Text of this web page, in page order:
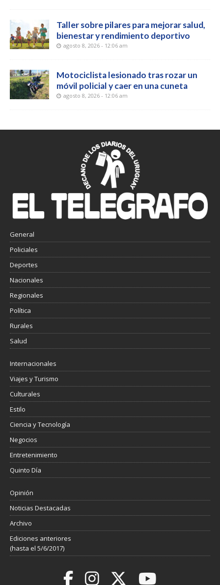
Taller sobre pilares para mejorar salud,
bienestar y rendimiento deportivo
agosto 8, 2026 - 12:06 am
Motociclista lesionado tras rozar un
móvil policial y caer en una cuneta
agosto 8, 2026 - 12:06 am
General
Policiales
Deportes
Nacionales
Regionales
Política
Rurales
Salud
Internacionales
Viajes y Turismo
Culturales
Estilo
Ciencia y Tecnología
Negocios
Entretenimiento
Quinto Día
Opinión
Noticias Destacadas
Archivo
Ediciones anteriores
(hasta el 5/6/2017)